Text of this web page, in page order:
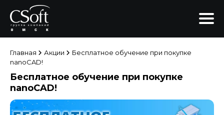
Главная Акции
Бесплатное обучение при покупке
nanoCAD!
Бесплатное обучение при покупке
nanoCAD!